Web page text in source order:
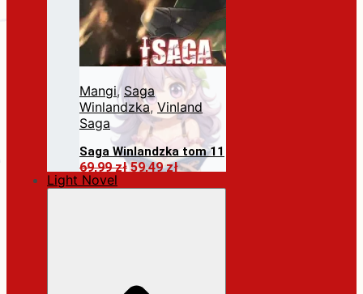
Mangi, Saga
Winlandzka, Vinland
Saga
Saga Winlandzka tom 11
69,99złPierwotna
59,49złAktualna
Dodaj do koszyka
Light Novel